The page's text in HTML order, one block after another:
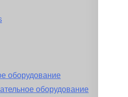
оборудование
оборудование